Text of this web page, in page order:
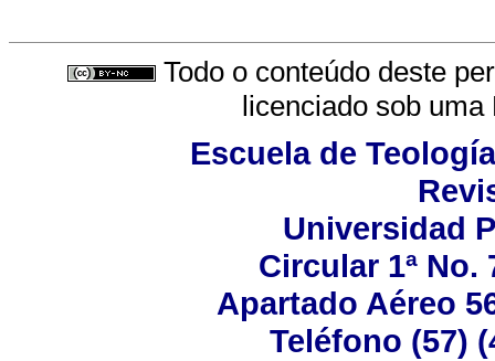
Todo o conteúdo deste
licenciado sob uma
Escuela de
Universidad
Circular 1ª No.
Apartado Aéreo
Teléfono (57)